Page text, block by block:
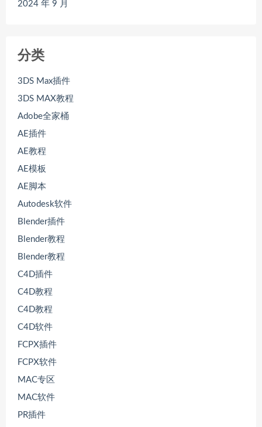
2024 年 9 月
分类
3DS Max插件
3DS MAX教程
Adobe全家桶
AE插件
AE教程
AE模板
AE脚本
Autodesk软件
Blender插件
Blender教程
Blender教程
C4D插件
C4D教程
C4D教程
C4D软件
FCPX插件
FCPX软件
MAC专区
MAC软件
PR插件